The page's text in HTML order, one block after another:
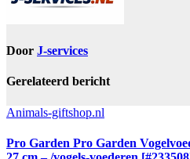
Door J-services
Gerelateerd bericht
Animals-giftshop.nl
Pro Garden Pro Garden